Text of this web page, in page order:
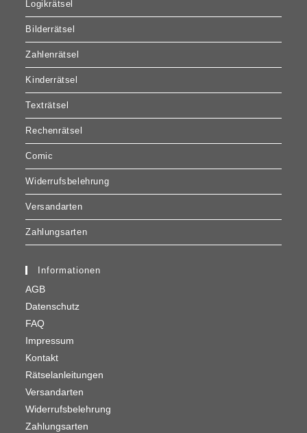
Logikrätsel
Bilderrätsel
Zahlenrätsel
Kinderrätsel
Texträtsel
Rechenrätsel
Comic
Widerrufsbelehrung
Versandarten
Zahlungsarten
Informationen
AGB
Datenschutz
FAQ
Impressum
Kontakt
Rätselanleitungen
Versandarten
Widerrufsbelehrung
Zahlungsarten